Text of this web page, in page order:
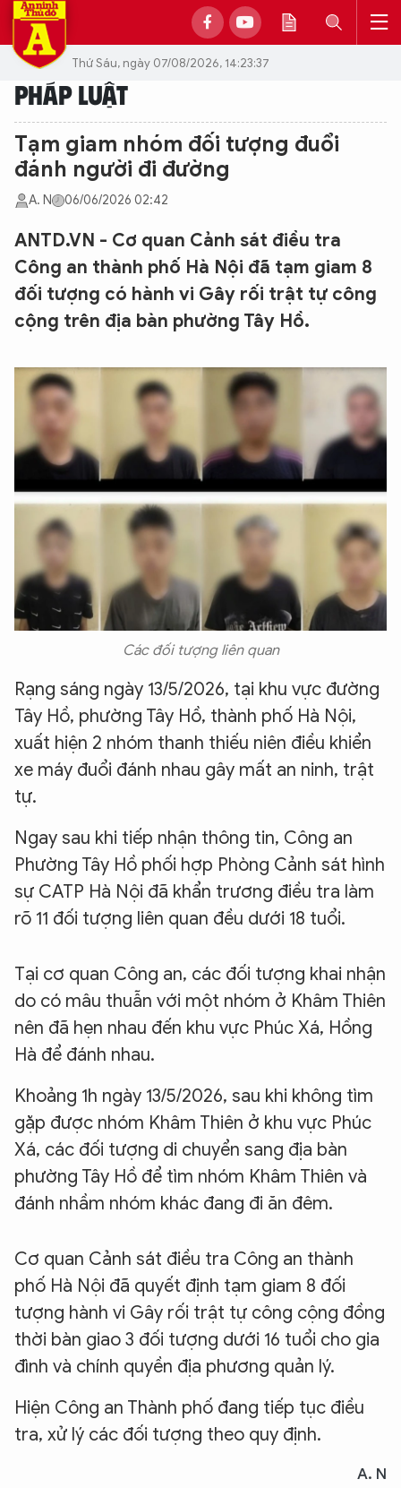
Thứ Sáu, ngày 07/08/2026, 14:23:37
PHÁP LUẬT
Tạm giam nhóm đối tượng đuổi
đánh người đi đường
A. N 06/06/2026 02:42
ANTD.VN - Cơ quan Cảnh sát điều tra
Công an thành phố Hà Nội đã tạm giam 8
đối tượng có hành vi Gây rối trật tự công
cộng trên địa bàn phường Tây Hồ.
Các đối tượng liên quan
Rạng sáng ngày 13/5/2026, tại khu vực đường
Tây Hồ, phường Tây Hồ, thành phố Hà Nội,
xuất hiện 2 nhóm thanh thiếu niên điều khiển
xe máy đuổi đánh nhau gây mất an ninh, trật
tự.
Ngay sau khi tiếp nhận thông tin, Công an
Phường Tây Hồ phối hợp Phòng Cảnh sát hình
sự CATP Hà Nội đã khẩn trương điều tra làm
rõ 11 đối tượng liên quan đều dưới 18 tuổi.
Tại cơ quan Công an, các đối tượng khai nhận
do có mâu thuẫn với một nhóm ở Khâm Thiên
nên đã hẹn nhau đến khu vực Phúc Xá, Hồng
Hà để đánh nhau.
Khoảng 1h ngày 13/5/2026, sau khi không tìm
gặp được nhóm Khâm Thiên ở khu vực Phúc
Xá, các đối tượng di chuyển sang địa bàn
phường Tây Hồ để tìm nhóm Khâm Thiên và
đánh nhầm nhóm khác đang đi ăn đêm.
Cơ quan Cảnh sát điều tra Công an thành
phố Hà Nội đã quyết định tạm giam 8 đối
tượng hành vi Gây rối trật tự công cộng đồng
thời bàn giao 3 đối tượng dưới 16 tuổi cho gia
đình và chính quyền địa phương quản lý.
Hiện Công an Thành phố đang tiếp tục điều
tra, xử lý các đối tượng theo quy định.
A. N